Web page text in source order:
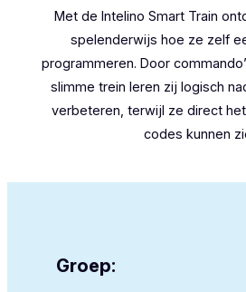
Met de Intelino Smart Train
spelenderwijs hoe ze zelf
programmeren. Door
slimme trein leren zij logisch
verbeteren, terwijl ze direct
codes kunnen
Groep: